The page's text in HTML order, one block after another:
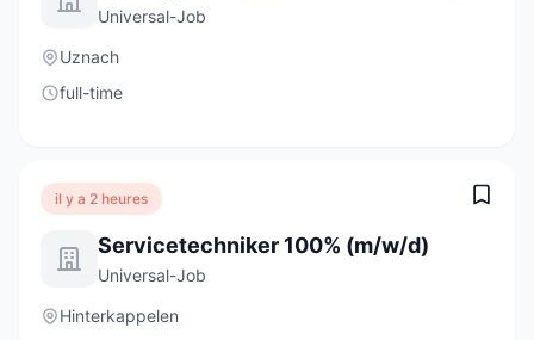
Universal-Job
Uznach
full-time
il y a 2 heures
Servicetechniker 100% (m/w/d)
Universal-Job
Hinterkappelen